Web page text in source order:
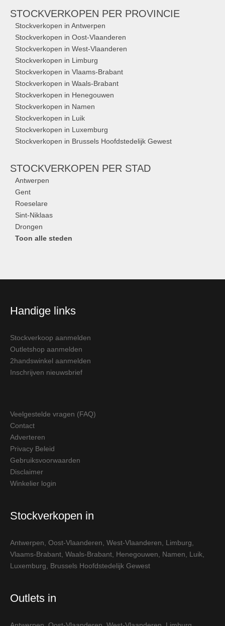
STOCKVERKOPEN PER PROVINCIE
Stockverkopen in Antwerpen
Stockverkopen in Oost-Vlaanderen
Stockverkopen in West-Vlaanderen
Stockverkopen in Limburg
Stockverkopen in Vlaams-Brabant
Stockverkopen in Waals-Brabant
Stockverkopen in Henegouwen
Stockverkopen in Namen
Stockverkopen in Luik
Stockverkopen in Luxemburg
Stockverkopen in Brussels Hoofdstedelijk Gewest
STOCKVERKOPEN PER STAD
Antwerpen
Gent
Roeselare
Sint-Niklaas
Drongen
Toon alle steden
Handige links
Stockverkoop aanmelden
Outletshop aanmelden
2handswinkel aanmelden
Inschrijven nieuwsbrief
Veelgestelde vragen (FAQ)
Contact
Adverteren
Privacy Beleid
Gebruiksvoorwaarden
Disclaimer
Winkelier login
Stockverkopen in
Antwerpen Oost-Vlaanderen West-Vlaanderen Limburg
Vlaams-Brabant Waals-Brabant Henegouwen Namen Luik
Luxemburg
Brussels Hoofdstedelijk Gewest
Outlets in